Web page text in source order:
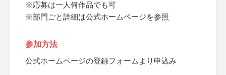
※応募は一人何作品でも可
※部門ごと詳細は公式ホームページを参照
参加方法
公式ホームページの登録フォームより申込み